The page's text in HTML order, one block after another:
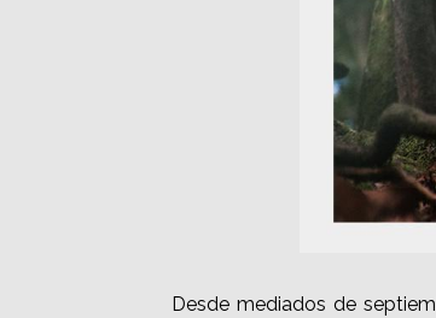
Desde mediados de